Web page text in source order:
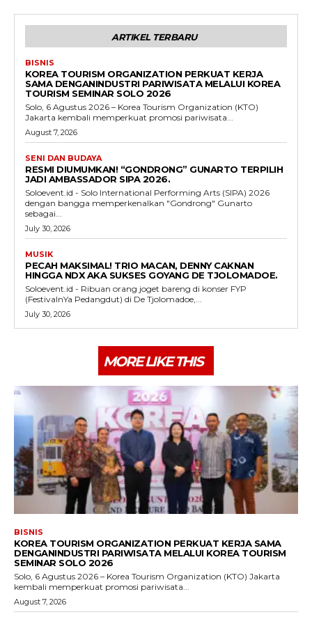
ARTIKEL TERBARU
BISNIS
KOREA TOURISM ORGANIZATION PERKUAT KERJA
SAMA DENGANINDUSTRI PARIWISATA MELALUI KOREA
TOURISM SEMINAR SOLO 2026
Solo, 6 Agustus 2026 – Korea Tourism Organization (KTO)
Jakarta kembali memperkuat promosi pariwisata...
August 7, 2026
SENI DAN BUDAYA
RESMI DIUMUMKAN! “GONDRONG” GUNARTO TERPILIH
JADI AMBASSADOR SIPA 2026.
Soloevent.id - Solo International Performing Arts (SIPA) 2026
dengan bangga memperkenalkan "Gondrong" Gunarto
sebagai...
July 30, 2026
MUSIK
PECAH MAKSIMAL! TRIO MACAN, DENNY CAKNAN
HINGGA NDX AKA SUKSES GOYANG DE TJOLOMADOE.
Soloevent.id - Ribuan orang joget bareng di konser FYP
(FestivalnYa Pedangdut) di De Tjolomadoe,...
July 30, 2026
MORE LIKE THIS
BISNIS
KOREA TOURISM ORGANIZATION PERKUAT KERJA SAMA
DENGANINDUSTRI PARIWISATA MELALUI KOREA TOURISM
SEMINAR SOLO 2026
Solo, 6 Agustus 2026 – Korea Tourism Organization (KTO) Jakarta
kembali memperkuat promosi pariwisata...
August 7, 2026